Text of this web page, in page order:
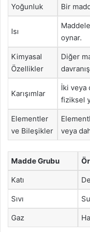
Yoğunluk Bir
Isı
oynar.
Kimyasal
Özellikler
Diğer
Karışımlar
İki veya
fiziksel
Elementler
ve Bileşikler
veya
Madde Grubu
Katı
Sıvı
Gaz